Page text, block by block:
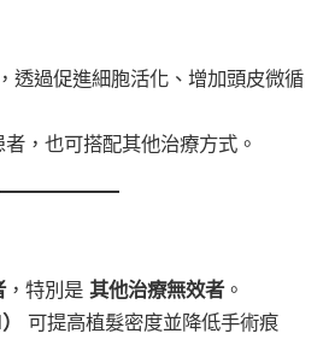
透過促進細胞活化、增加頭皮微循
，也可搭配其他治療方式。
，特別是 其他治療無效者。
可提高植髮密度並降低手術痕